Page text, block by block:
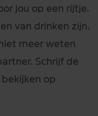
jou op een rijtje.
van drinken zijn.
meer weten
Schrijf de
op